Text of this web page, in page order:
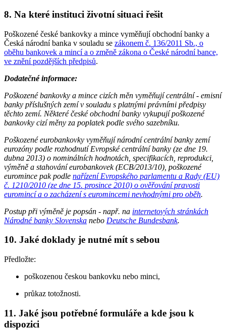
8. Na které instituci životní situaci řešit
Poškozené české bankovky a mince vyměňují obchodní banky a
Česká národní banka v souladu se zákonem č. 136/2011 Sb., o
oběhu bankovek a mincí a o změně zákona o České národní bance,
ve znění pozdějších předpisů.
Dodatečné informace:
Poškozené bankovky a mince cizích měn vyměňují centrální - emisní
banky příslušných zemí v souladu s platnými právními předpisy
těchto zemí. Některé české obchodní banky vykupují poškozené
bankovky cizí měny za poplatek podle svého sazebníku.
Poškozené eurobankovky vyměňují národní centrální banky zemí
eurozóny podle rozhodnutí Evropské centrální banky (ze dne 19.
dubna 2013) o nominálních hodnotách, specifikacích, reprodukci,
výměně a stahování eurobankovek (ECB/2013/10), poškozené
euromince pak podle nařízení Evropského parlamentu a Rady (EU)
č. 1210/2010 (ze dne 15. prosince 2010) o ověřování pravosti
euromincí a o zacházení s euromincemi nevhodnými pro oběh.
Postup při výměně je popsán - např. na internetových stránkách
Národné banky Slovenska nebo Deutsche Bundesbank.
10. Jaké doklady je nutné mít s sebou
Předložte:
poškozenou českou bankovku nebo minci,
průkaz totožnosti.
11. Jaké jsou potřebné formuláře a kde jsou k
dispozici